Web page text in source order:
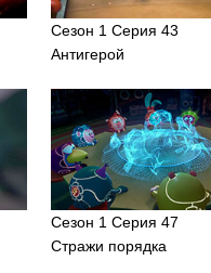
Сезон 1 Серия 43
Антигерой
Сезон 1 Серия 47
Стражи порядка